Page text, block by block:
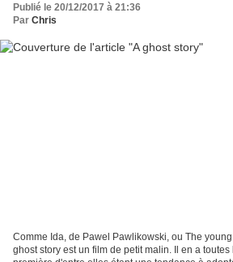
Publié le 20/12/2017 à 21:36
Par Chris
Comme Ida, de Pawel Pawlikowski, ou The
ghost story est un film de petit malin. Il en a